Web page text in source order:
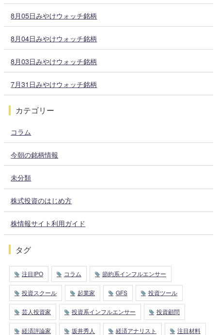
8月05日みやけウォッチ銘柄
8月04日みやけウォッチ銘柄
8月03日みやけウォッチ銘柄
7月31日みやけウォッチ銘柄
カテゴリー
コラム
今朝の銘柄情報
未分類
株式投資のはじめ方
株情報サイト利用ガイド
タグ
注目IPO コラム 節約系インフルエンサー
投資スクール 起業家 GFS 投資ツール
芸人投資家 投資系インフルエンサー 投資顧問
経済評論家 坂井秀人 経済アナリスト 注目材料